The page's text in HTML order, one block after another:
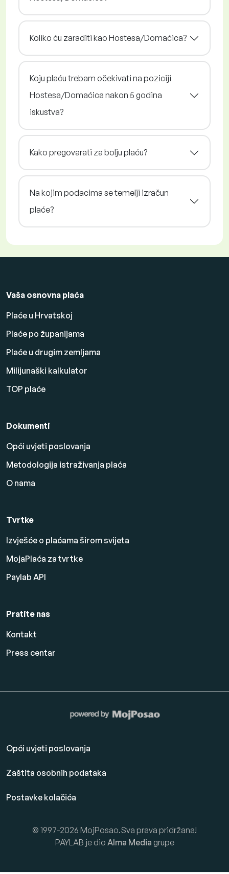
Koliko ću zaraditi kao Hostesa/Domaćica?
Koju plaću trebam očekivati na poziciji
Hostesa/Domaćica nakon 5 godina
iskustva?
Kako pregovarati za bolju plaću?
Na kojim podacima se temelji izračun
plaće?
Vaša osnovna plaća
Plaće u Hrvatskoj
Plaće po županijama
Plaće u drugim zemljama
Milijunaški kalkulator
TOP plaće
Dokumenti
Opći uvjeti poslovanja
Metodologija istraživanja plaća
O nama
Tvrtke
Izvješće o plaćama širom svijeta
MojaPlaća za tvrtke
Paylab API
Pratite nas
Kontakt
Press centar
Opći uvjeti poslovanja
Zaštita osobnih podataka
Postavke kolačića
© 1997-2026 MojPosao.Sva prava pridržana!
PAYLAB je dio Alma Media grupe